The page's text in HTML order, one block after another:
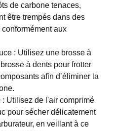
de carbone tenaces,
être trempés dans des
aux
: Utilisez une brosse à
à dents pour frotter
afin d’éliminer la
Utilisez de l'air comprimé
pour sécher délicatement
en veillant à ce